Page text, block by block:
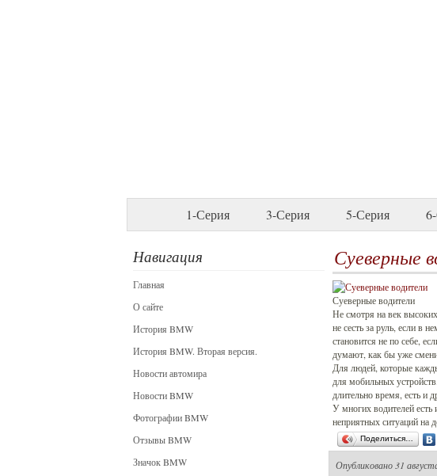
1-Серия 3-Серия 5-Серия
Навигация
Главная
О сайте
История BMW
История BMW. Вторая версия.
Новости автомира
Новости BMW
Фотографии BMW
Отзывы BMW
Значок BMW
Суеверные
Суеверные водители
Не смотря на век
не сесть за руль, если в
становится не по себе,
думают, как бы уже
Для людей, которые
для мобильных
длительно время, есть и
У многих водителей
неприятных ситуаций на
Поделиться…
Опубликовано 31